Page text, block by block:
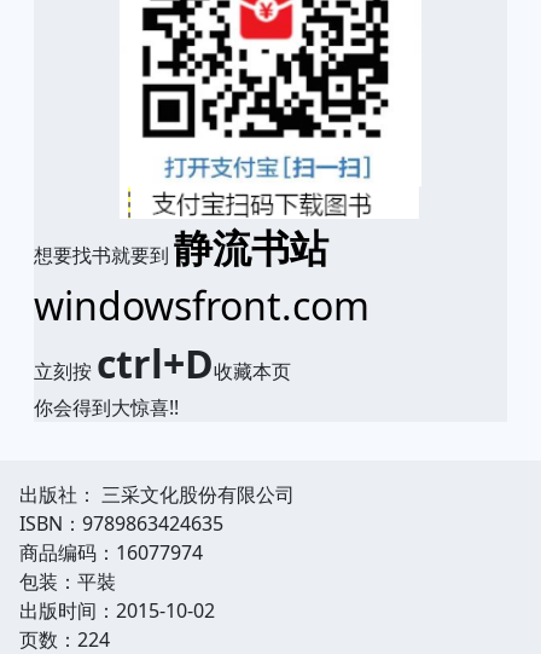
想要找书就要到 静流书站
windowsfront.com
立刻按 ctrl+D收藏本页
你会得到大惊喜!!
出版社： 三采文化股份有限公司
ISBN：9789863424635
商品编码：16077974
包装：平裝
出版时间：2015-10-02
页数：224